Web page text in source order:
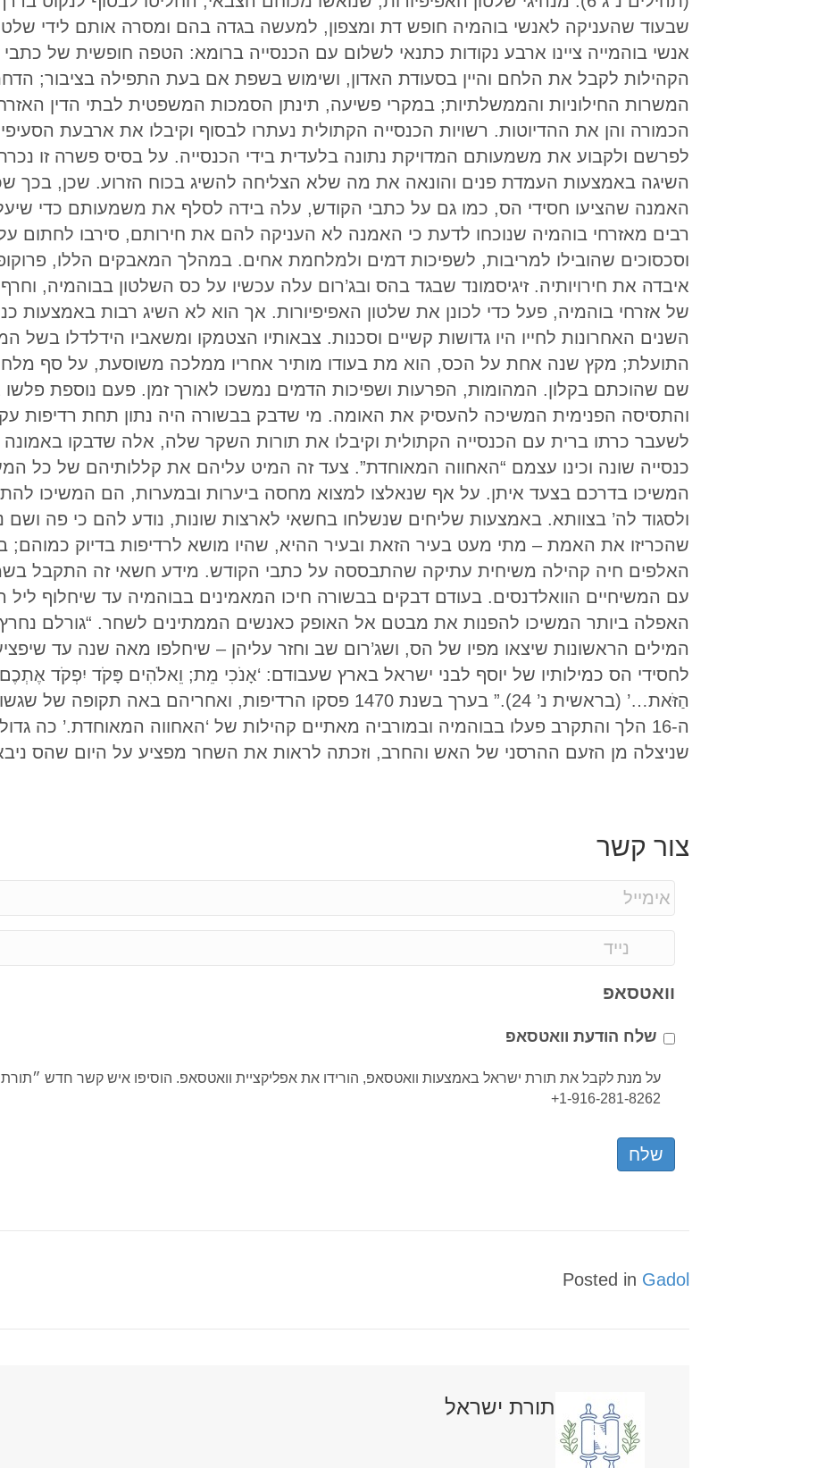
שבעוד שהעניקה לאנשי בוהמיה חופש דת ומצפון, למעשה בגדה בהם ומסרה אותם לידי
אנשי בוהמייה ציינו ארבע נקודות כתנאי לשלום עם הכנסייה ברומא: הטפה חופשית של
הקהילות לקבל את הלחם והיין בסעודת האדון, ושימוש בשפת אם בעת התפילה בציבור;
המשרות החילוניות והממשלתיות; במקרי פשיעה, תינתן הסמכות המשפטית לבתי הדין
הכמורה והן את ההדיוטות. רשויות הכנסייה הקתולית נעתרו לבסוף וקיבלו את ארבעת
לפרשם ולקבוע את משמעותם המדויקת נתונה בלעדית בידי הכנסייה. על בסיס פשרה זו
השיגה באמצעות העמדת פנים והונאה את מה שלא הצליחה להשיג בכוח הזרוע. שכן, בכך
האמנה שהציעו חסידי הס, כמו גם על כתבי הקודש, עלה בידה לסלף את משמעותם כדי
רבים מאזרחי בוהמיה שנוכחו לדעת כי האמנה לא העניקה להם את חירותם, סירבו לחתום
וסכסוכים שהובילו למריבות, לשפיכות דמים ולמלחמת אחים. במהלך המאבקים הללו,
איבדה את חירויותיה. זיגיסמונד שבגד בהס ובג’רום עלה עכשיו על כס השלטון בבוהמיה,
של אזרחי בוהמיה, פעל כדי לכונן את שלטון האפיפיורות. אך הוא לא השיג רבות באמצעות
השנים האחרונות לחייו היו גדושות קשיים וסכנות. צבאותיו הצטמקו ומשאביו הידלדלו
התועלת; מקץ שנה אחת על הכס, הוא מת בעודו מותיר אחריו ממלכה משוסעת, על סף
שם שהוכתם בקלון. המהומות, הפרעות ושפיכות הדמים נמשכו לאורך זמן. פעם נוספת פלשו
והתסיסה הפנימית המשיכה להעסיק את האומה. מי שדבק בבשורה היה נתון תחת רדיפות
לשעבר כרתו ברית עם הכנסייה הקתולית וקיבלו את תורות השקר שלה, אלה שדבקו באמונה
כנסייה שונה וכינו עצמם “האחווה המאוחדת”. צעד זה המיט עליהם את קללותיהם של כל
המשיכו בדרכם בצעד איתן. על אף שנאלצו למצוא מחסה ביערות ובמערות, הם המשיכו
ולסגוד לה’ בצוותא. באמצעות שליחים שנשלחו בחשאי לארצות שונות, נודע להם כי פה ושם
שהכריזו את האמת – מתי מעט בעיר הזאת ובעיר ההיא, שהיו מושא לרדיפות בדיוק כמוהם;
האלפים חיה קהילה משיחית עתיקה שהתבססה על כתבי הקודש. מידע חשאי זה התקבל
עם המשיחיים הוואלדנסים. בעודם דבקים בבשורה חיכו המאמינים בבוהמיה עד שיחלוף
האפלה ביותר המשיכו להפנות את מבטם אל האופק כאנשים הממתינים לשחר. “גורלם
המילים הראשונות שיצאו מפיו של הס, ושג’רום שב וחזר עליהן – שיחלפו מאה שנה עד
לחסידי הס כמילותיו של יוסף לבני ישראל בארץ שעבודם: ‘אָנֹכִי מֵת; וֵאלֹהִים פָּקֹד יִפְקֹד
הַזֹּאת…’ (בראשית נ’ 24).” בערך בשנת 1470 פסקו הרדיפות, ואחריהם
ה-16 הלך והתקרב פעלו בבוהמיה ובמורביה מאתיים קהילות של ‘האחווה המאוחדת.’ כה
שניצלה מן הזעם ההרסני של האש והחרב, וזכתה לראות את השחר מפציע על היום שהס ניבא
צור קשר
וואטסאפ
שלח הודעת וואטסאפ
על מנת לקבל את תורת ישראל באמצעות וואטסאפ, הורידו את אפליקציית וואטסאפ. הוסיפו איש קשר חדש
1-916-281-8262+
Posted in Gadol
תורת ישראל